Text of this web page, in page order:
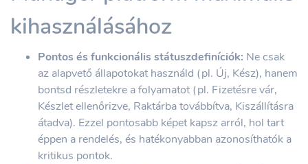
kihasználásához
Pontos és funkcionális státuszdefiníciók: Ne csak
az alapvető állapotokat használd (pl. Új, Kész), hanem
bontsd részletekre a folyamatot (pl. Fizetésre vár,
Készlet ellenőrizve, Raktárba továbbítva, Kiszállításra
átadva). Ezzel pontosabb képet kapsz arról, hol tart
éppen a rendelés, és hatékonyabban azonosíthatók a
kritikus pontok.